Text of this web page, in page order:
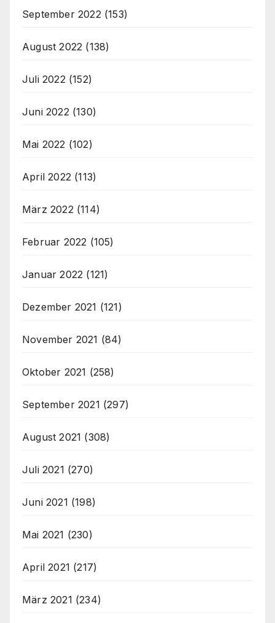
September 2022 (153)
August 2022 (138)
Juli 2022 (152)
Juni 2022 (130)
Mai 2022 (102)
April 2022 (113)
März 2022 (114)
Februar 2022 (105)
Januar 2022 (121)
Dezember 2021 (121)
November 2021 (84)
Oktober 2021 (258)
September 2021 (297)
August 2021 (308)
Juli 2021 (270)
Juni 2021 (198)
Mai 2021 (230)
April 2021 (217)
März 2021 (234)